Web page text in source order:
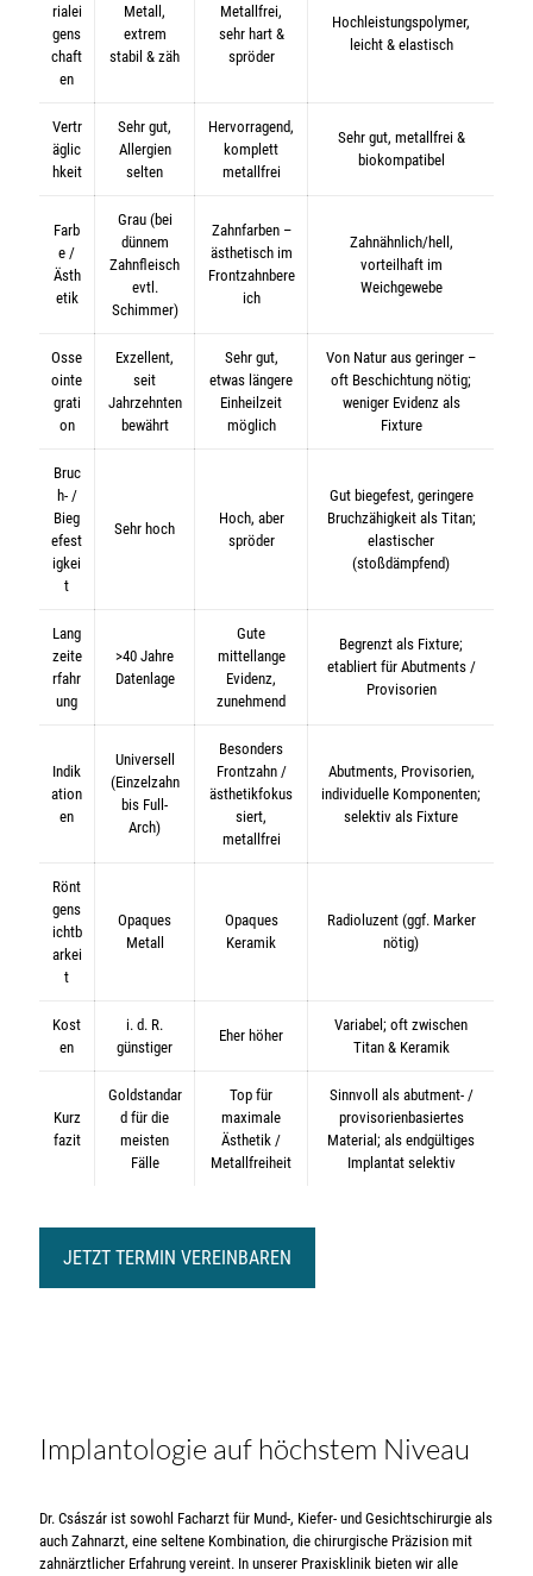
rialei
gens
chaft
en
Metall,
extrem
stabil & zäh
Metallfrei,
sehr hart &
spröder
Hochleistungspolymer,
leicht & elastisch
Vertr
äglic
hkeit
Sehr gut,
Allergien
selten
Hervorragend,
komplett
metallfrei
Sehr gut, metallfrei &
biokompatibel
Farb
e /
Ästh
etik
Grau (bei
dünnem
Zahnfleisch
evtl.
Schimmer)
Zahnfarben –
ästhetisch im
Frontzahnbere
ich
Zahnähnlich/hell,
vorteilhaft im
Weichgewebe
Osse
ointe
grati
on
Exzellent,
seit
Jahrzehnten
bewährt
Sehr gut,
etwas längere
Einheilzeit
möglich
Von Natur aus geringer –
oft Beschichtung nötig;
weniger Evidenz als
Fixture
Bruc
h- /
Bieg
efest
igkei
t
Sehr hoch
Hoch, aber
spröder
Gut biegefest, geringere
Bruchzähigkeit als Titan;
elastischer
(stoßdämpfend)
Lang
zeite
rfahr
ung
>40 Jahre
Datenlage
Gute
mittellange
Evidenz,
zunehmend
Begrenzt als Fixture;
etabliert für Abutments /
Provisorien
Indik
ation
en
Universell
(Einzelzahn
bis Full-
Arch)
Besonders
Frontzahn /
ästhetikfokus
siert,
metallfrei
Abutments, Provisorien,
individuelle Komponenten;
selektiv als Fixture
Rönt
gens
ichtb
arkei
t
Opaques
Metall
Opaques
Keramik
Radioluzent (ggf. Marker
nötig)
Kost
en
i. d. R.
günstiger
Eher höher
Variabel; oft zwischen
Titan & Keramik
Kurz
fazit
Goldstandar
d für die
meisten
Fälle
Top für
maximale
Ästhetik /
Metallfreiheit
Sinnvoll als abutment- /
provisorienbasiertes
Material; als endgültiges
Implantat selektiv
JETZT TERMIN VEREINBAREN
Implantologie auf höchstem Niveau
Dr. Császár ist sowohl Facharzt für Mund-, Kiefer- und Gesichtschirurgie als
auch Zahnarzt, eine seltene Kombination, die chirurgische Präzision mit
zahnärztlicher Erfahrung vereint. In unserer Praxisklinik bieten wir alle